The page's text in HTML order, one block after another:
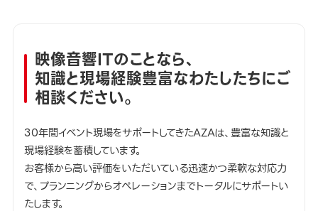
映像音響ITのことなら、
知識と現場経験豊富なわたしたちにご
相談ください。
30年間イベント現場をサポートしてきたAZAは、豊富な知識と
現場経験を蓄積しています。
お客様から高い評価をいただいている迅速かつ柔軟な対応力
で、プランニングからオペレーションまでトータルにサポートい
たします。